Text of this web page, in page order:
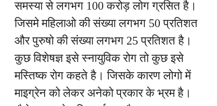
समस्या से लगभग 100 करोड़ लोग ग्रसित है।
जिसमे महिलाओ की संख्या लगभग 50 प्रतिशत
और पुरुषो की संख्या लगभग 25 प्रतिशत है।
कुछ विशेषज्ञ इसे स्नायुविक रोग तो कुछ इसे
मस्तिष्क रोग कहते है। जिसके कारण लोगो में
माइग्रेन को लेकर अनेको प्रकार के भ्रम है।